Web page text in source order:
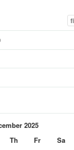
2025
Th Fr Sa